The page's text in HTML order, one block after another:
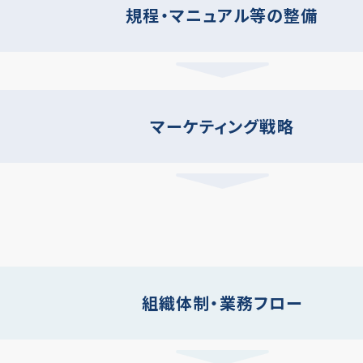
規程・マニュアル等の整備
マーケティング戦略
組織体制・業務フロー